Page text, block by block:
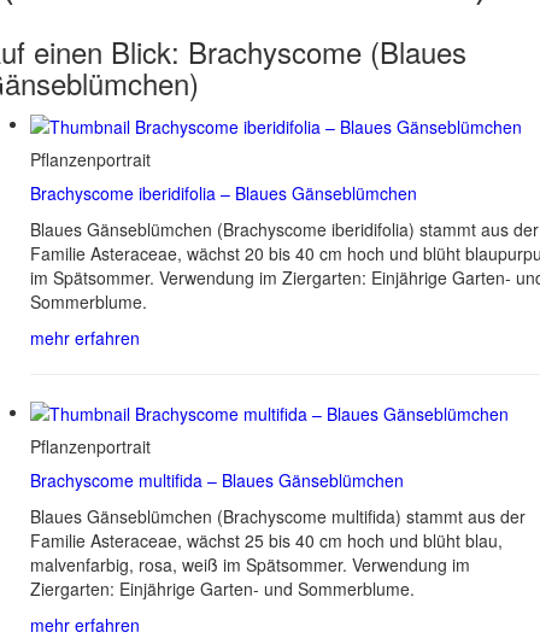
einen Blick: Brachyscome (Blaues
Pflanzenportrait
Brachyscome iberidifolia – Blaues Gänseblümchen
Blaues Gänseblümchen (Brachyscome iberidifolia) stammt aus der
Familie Asteraceae, wächst 20 bis 40 cm hoch und blüht
im Spätsommer. Verwendung im Ziergarten: Einjährige Garten-
Sommerblume.
mehr erfahren
Pflanzenportrait
Brachyscome multifida – Blaues Gänseblümchen
Blaues Gänseblümchen (Brachyscome multifida) stammt aus der
Familie Asteraceae, wächst 25 bis 40 cm hoch und blüht blau,
malvenfarbig, rosa, weiß im Spätsommer. Verwendung im
Ziergarten: Einjährige Garten- und Sommerblume.
mehr erfahren